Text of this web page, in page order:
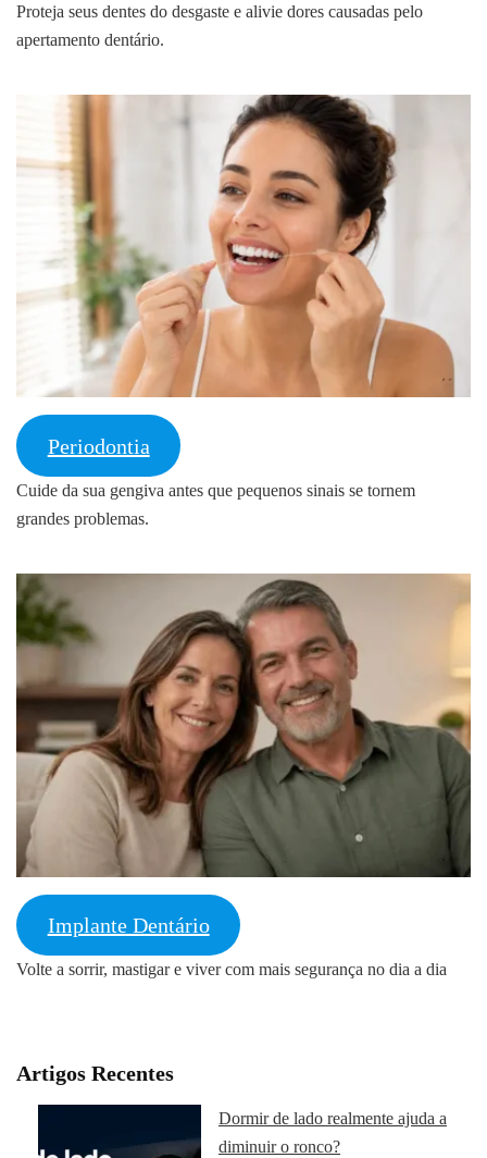
Proteja seus dentes do desgaste e alivie dores causadas pelo
apertamento dentário.
Periodontia
Cuide da sua gengiva antes que pequenos sinais se tornem
grandes problemas.
Implante Dentário
Volte a sorrir, mastigar e viver com mais segurança no dia a dia
Artigos Recentes
Dormir de lado realmente ajuda a
diminuir o ronco?